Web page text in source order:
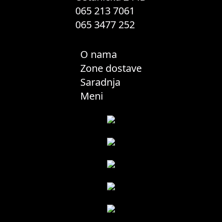
065 213 7061
065 3477 252
O nama
Zone dostave
Saradnja
Meni